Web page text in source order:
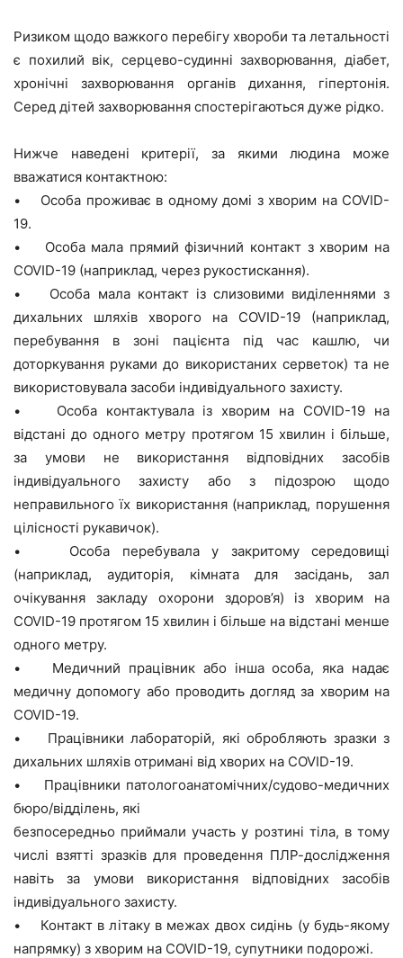
Ризиком щодо важкого перебігу хвороби та летальності
є похилий вік, серцево-судинні захворювання, діабет,
хронічні захворювання органів дихання, гіпертонія.
Серед дітей захворювання спостерігаються дуже рідко.
Нижче наведені критерії, за якими людина може
вважатися контактною:
• Особа проживає в одному домі з хворим на COVID-
19.
• Особа мала прямий фізичний контакт з хворим на
COVID-19 (наприклад, через рукостискання).
• Особа мала контакт із слизовими виділеннями з
дихальних шляхів хворого на COVID-19 (наприклад,
перебування в зоні пацієнта під час кашлю, чи
доторкування руками до використаних серветок) та не
використовувала засоби індивідуального захисту.
• Особа контактувала із хворим на COVID-19 на
відстані до одного метру протягом 15 хвилин і більше,
за умови не використання відповідних засобів
індивідуального захисту або з підозрою щодо
неправильного їх використання (наприклад, порушення
цілісності рукавичок).
• Особа перебувала у закритому середовищі
(наприклад, аудиторія, кімната для засідань, зал
очікування закладу охорони здоров’я) із хворим на
COVID-19 протягом 15 хвилин і більше на відстані менше
одного метру.
• Медичний працівник або інша особа, яка надає
медичну допомогу або проводить догляд за хворим на
COVID-19.
• Працівники лабораторій, які обробляють зразки з
дихальних шляхів отримані від хворих на COVID-19.
• Працівники патологоанатомічних/судово-медичних
бюро/відділень, які
безпосередньо приймали участь у розтині тіла, в тому
числі взятті зразків для проведення ПЛР-дослідження
навіть за умови використання відповідних засобів
індивідуального захисту.
• Контакт в літаку в межах двох сидінь (у будь-якому
напрямку) з хворим на COVID-19, супутники подорожі.